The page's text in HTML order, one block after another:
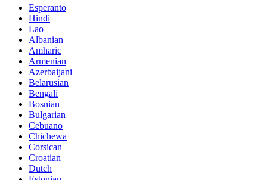
Esperanto
Hindi
Lao
Albanian
Amharic
Armenian
Azerbaijani
Belarusian
Bengali
Bosnian
Bulgarian
Cebuano
Chichewa
Corsican
Croatian
Dutch